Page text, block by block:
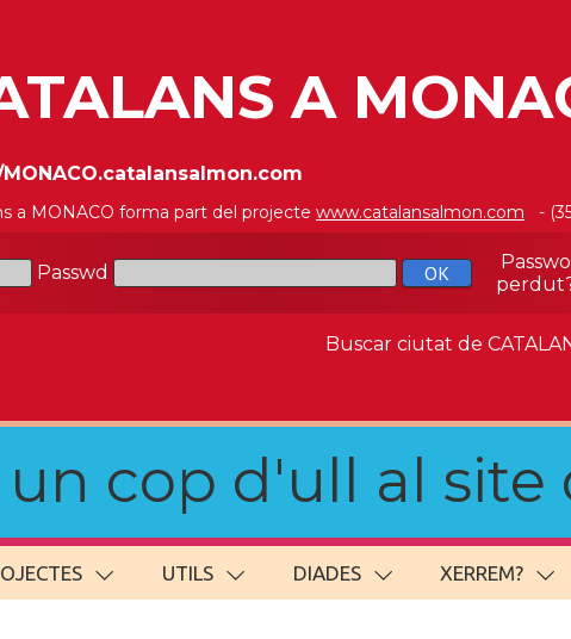
A
a MONACO forma part del projecte www.catalansalmon.com -
Passwd
Buscar ciutat de
cop d'ull al site
UTILS DIADES XERREM?